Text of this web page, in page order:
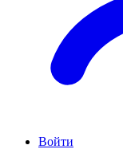
Войти